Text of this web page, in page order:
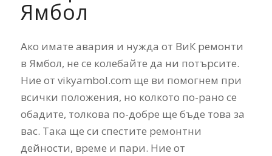
Ямбол
Ако имате авария и нужда от ВиК ремонти
в Ямбол, не се колебайте да ни потърсите.
Ние от vikyambol.com ще ви помогнем при
всички положения, но колкото по-рано се
обадите, толкова по-добре ще бъде това за
вас. Така ще си спестите ремонтни
дейности, време и пари. Ние от